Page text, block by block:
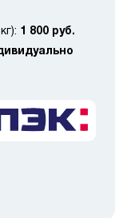
1 800 руб.